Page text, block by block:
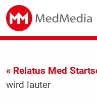
« Relatus Med
wird lauter